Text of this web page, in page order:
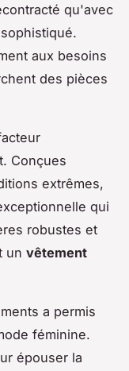
qu'avec
aux besoins
des pièces
Conçues
extrêmes,
qui
robustes et
un vêtement
a permis
féminine.
épouser la